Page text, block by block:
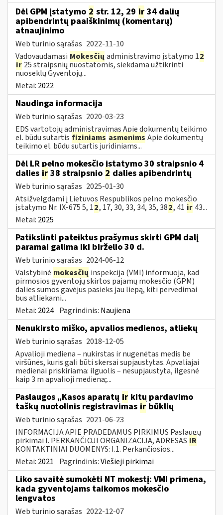
Dėl GPM įstatymo 2 str. 12, 29 ir 34 dalių
apibendrintų paaiškinimų (komentarų)
atnaujinimo
Web turinio sąrašas 2022-11-10
Vadovaudamasi Mokesčių administravimo įstatymo 12
ir 25 straipsnių nuostatomis, siekdama užtikrinti
nuoseklų Gyventojų...
Metai: 2022
Naudinga informacija
Web turinio sąrašas 2020-03-23
EDS vartotojų administravimas Apie dokumentų teikimo
el. būdu sutartis fiziniams asmenims Apie dokumentų
teikimo el. būdu sutartis juridiniams...
Dėl LR pelno mokesčio įstatymo 30 straipsnio 4
dalies ir 38 straipsnio 2 dalies apibendrintų
Web turinio sąrašas 2025-01-30
Atsižvelgdami į Lietuvos Respublikos pelno mokesčio
įstatymo Nr. IX-675 5, 12, 17, 30, 33, 34, 35, 382, 41 ir 43...
Metai: 2025
Patikslinti pateiktus prašymus skirti GPM dalį
paramai galima iki birželio 30 d.
Web turinio sąrašas 2024-06-12
Valstybinė mokesčių inspekcija (VMI) informuoja, kad
pirmosios gyventojų skirtos pajamų mokesčio (GPM)
dalies sumos gavėjus pasieks jau liepą, kiti pervedimai
bus atliekami...
Metai: 2024 Pagrindinis: Naujiena
Nenukirsto miško, apvalios medienos, atliekų
Web turinio sąrašas 2018-12-05
Apvalioji mediena – nukirstas ir nugenėtas medis be
viršūnės, kuris gali būti skersai supjaustytas. Apvaliajai
medienai priskiriama: ilguolis – nesupjaustyta, ilgesnė
kaip 3 m apvalioji mediena;...
Paslaugos „Kasos aparatų ir kitų pardavimo
taškų nuotolinis registravimas ir būklių
Web turinio sąrašas 2021-06-23
INFORMACIJA APIE PRADEDAMUS PIRKIMUS Paslaugų
pirkimai I. PERKANČIOJI ORGANIZACIJA, ADRESAS IR
KONTAKTINIAI DUOMENYS: I.1. Perkančiosios...
Metai: 2021 Pagrindinis:Viešieji pirkimai
Liko savaitė sumokėti NT mokestį: VMI primena,
kada gyventojams taikomos mokesčio
lengvatos
Web turinio sąrašas 2022-12-07